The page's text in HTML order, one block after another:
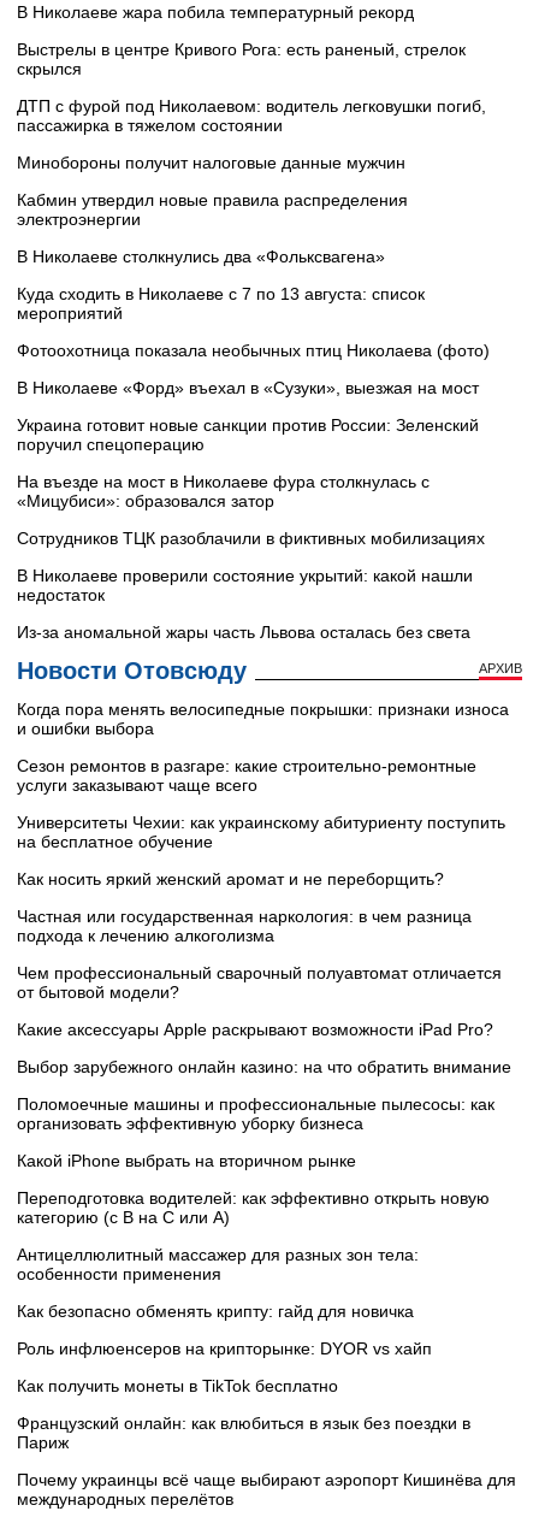
В Николаеве жара побила температурный рекорд
Выстрелы в центре Кривого Рога: есть раненый, стрелок
скрылся
ДТП с фурой под Николаевом: водитель легковушки погиб,
пассажирка в тяжелом состоянии
Минобороны получит налоговые данные мужчин
Кабмин утвердил новые правила распределения
электроэнергии
В Николаеве столкнулись два «Фольксвагена»
Куда сходить в Николаеве с 7 по 13 августа: список
мероприятий
Фотоохотница показала необычных птиц Николаева (фото)
В Николаеве «Форд» въехал в «Сузуки», выезжая на мост
Украина готовит новые санкции против России: Зеленский
поручил спецоперацию
На въезде на мост в Николаеве фура столкнулась с
«Мицубиси»: образовался затор
Сотрудников ТЦК разоблачили в фиктивных мобилизациях
В Николаеве проверили состояние укрытий: какой нашли
недостаток
Из-за аномальной жары часть Львова осталась без света
Новости Отовсюду АРХИВ
Когда пора менять велосипедные покрышки: признаки износа
и ошибки выбора
Сезон ремонтов в разгаре: какие строительно-ремонтные
услуги заказывают чаще всего
Университеты Чехии: как украинскому абитуриенту поступить
на бесплатное обучение
Как носить яркий женский аромат и не переборщить?
Частная или государственная наркология: в чем разница
подхода к лечению алкоголизма
Чем профессиональный сварочный полуавтомат отличается
от бытовой модели?
Какие аксессуары Apple раскрывают возможности iPad Pro?
Выбор зарубежного онлайн казино: на что обратить внимание
Поломоечные машины и профессиональные пылесосы: как
организовать эффективную уборку бизнеса
Какой iPhone выбрать на вторичном рынке
Переподготовка водителей: как эффективно открыть новую
категорию (с B на C или А)
Антицеллюлитный массажер для разных зон тела:
особенности применения
Как безопасно обменять крипту: гайд для новичка
Роль инфлюенсеров на крипторынке: DYOR vs хайп
Как получить монеты в TikTok бесплатно
Французский онлайн: как влюбиться в язык без поездки в
Париж
Почему украинцы всё чаще выбирают аэропорт Кишинёва для
международных перелётов